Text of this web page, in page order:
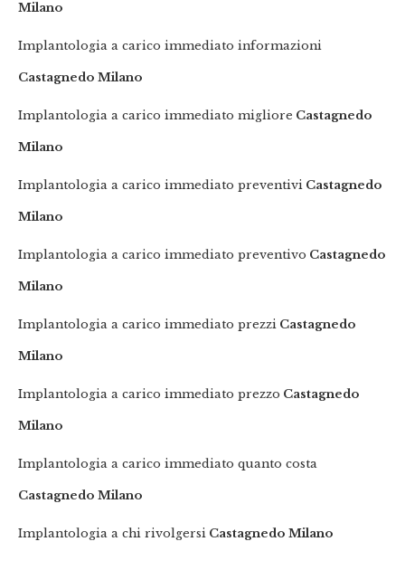
Milano
Implantologia a carico immediato informazioni
Castagnedo Milano
Implantologia a carico immediato migliore Castagnedo
Milano
Implantologia a carico immediato preventivi Castagnedo
Milano
Implantologia a carico immediato preventivo Castagnedo
Milano
Implantologia a carico immediato prezzi Castagnedo
Milano
Implantologia a carico immediato prezzo Castagnedo
Milano
Implantologia a carico immediato quanto costa
Castagnedo Milano
Implantologia a chi rivolgersi Castagnedo Milano